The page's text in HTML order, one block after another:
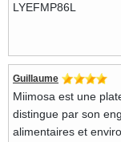
LYEFMP86L
Guillaume
Miimosa est une
distingue par son
alimentaires et